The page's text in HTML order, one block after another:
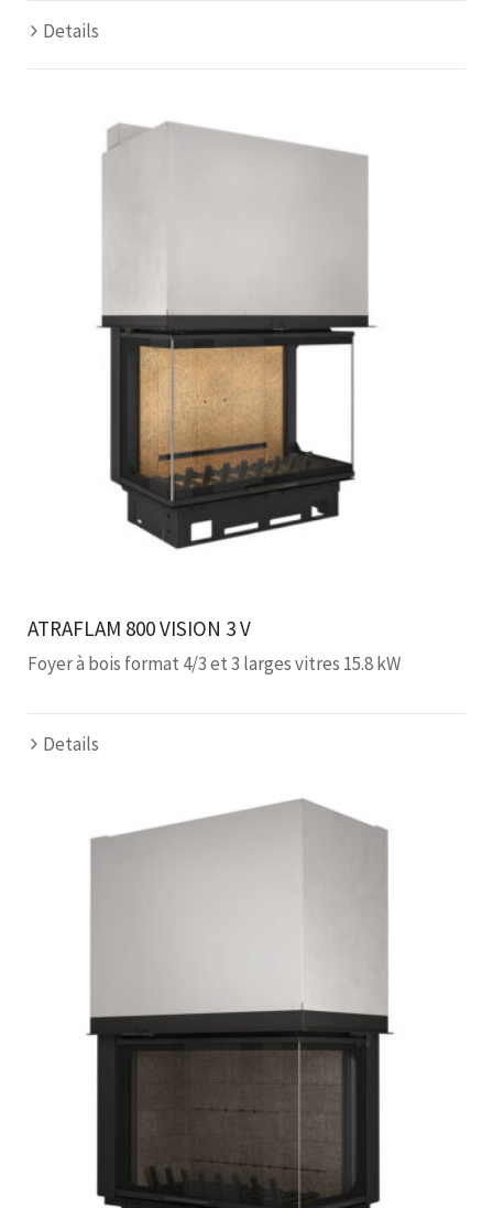
Details
ATRAFLAM 800 VISION 3 V
Foyer à bois format 4/3 et 3 larges vitres 15.8 kW
Details